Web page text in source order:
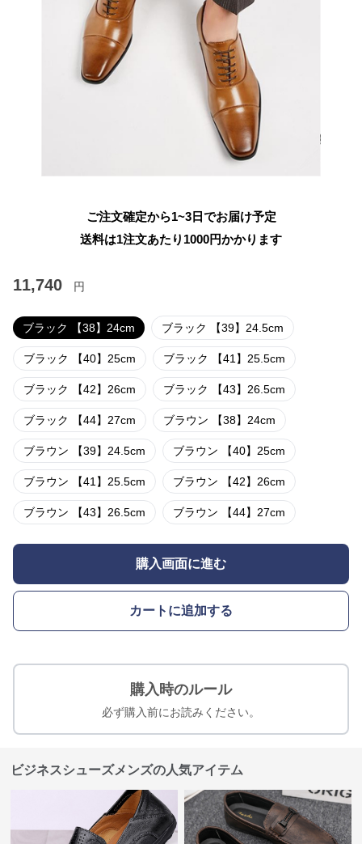
ご注文確定から1~3日でお届け予定
送料は1注文あたり 1000円かかります
11,740 円
ブラック 【38】24cm ブラック 【39】24.5cm
ブラック 【40】25cm ブラック 【41】25.5cm
ブラック 【42】26cm ブラック 【43】26.5cm
ブラック 【44】27cm ブラウン 【38】24cm
ブラウン 【39】24.5cm ブラウン 【40】25cm
ブラウン 【41】25.5cm ブラウン 【42】26cm
ブラウン 【43】26.5cm ブラウン 【44】27cm
購入画面に進む
カートに追加する
購入時のルール
必ず購入前にお読みください。
ビジネスシューズメンズの人気アイテム